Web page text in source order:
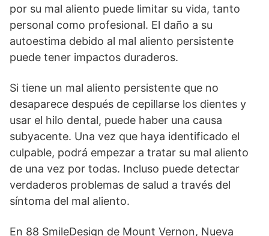
por su mal aliento puede limitar su vida, tanto
personal como profesional. El daño a su
autoestima debido al mal aliento persistente
puede tener impactos duraderos.
Si tiene un mal aliento persistente que no
desaparece después de cepillarse los dientes y
usar el hilo dental, puede haber una causa
subyacente. Una vez que haya identificado el
culpable, podrá empezar a tratar su mal aliento
de una vez por todas. Incluso puede detectar
verdaderos problemas de salud a través del
síntoma del mal aliento.
En 88 SmileDesign de Mount Vernon, Nueva